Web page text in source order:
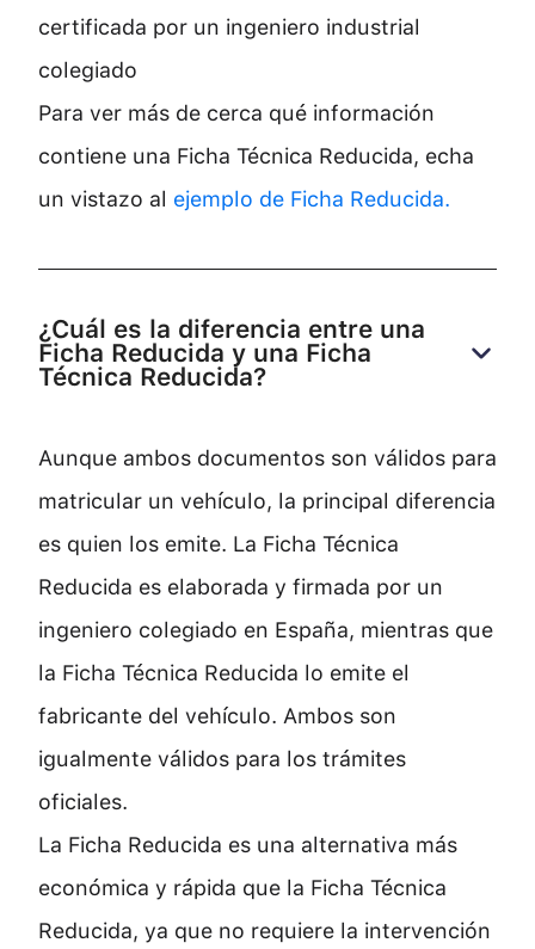
certificada por un ingeniero industrial
colegiado
Para ver más de cerca qué información
contiene una Ficha Técnica Reducida, echa
un vistazo al ejemplo de Ficha Reducida.
¿Cuál es la diferencia entre una
Ficha Reducida y una Ficha
Técnica Reducida?
Aunque ambos documentos son válidos para
matricular un vehículo, la principal diferencia
es quien los emite. La Ficha Técnica
Reducida es elaborada y firmada por un
ingeniero colegiado en España, mientras que
la Ficha Técnica Reducida lo emite el
fabricante del vehículo. Ambos son
igualmente válidos para los trámites
oficiales.
La Ficha Reducida es una alternativa más
económica y rápida que la Ficha Técnica
Reducida, ya que no requiere la intervención